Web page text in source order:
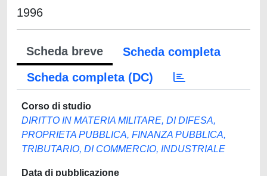
1996
Scheda breve
Scheda completa
Scheda completa (DC)
Corso di studio
DIRITTO IN MATERIA MILITARE, DI DIFESA,
PROPRIETA PUBBLICA, FINANZA PUBBLICA,
TRIBUTARIO, DI COMMERCIO, INDUSTRIALE
Data di pubblicazione